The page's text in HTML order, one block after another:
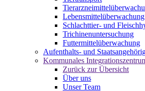
Lebensmittelüberwachung
Schlachttier- und
Trichinenuntersuchung
Futtermittelüberwachung
Aufenthalts- und
Kommunales
Zurück zur Übersicht
Über uns
Unser Team